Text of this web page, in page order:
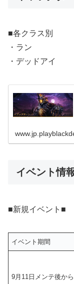
■各クラス別
・ラン
・デッドアイ
イベント情
■新規イベント■
イベント期間
9月11日メンテ後から